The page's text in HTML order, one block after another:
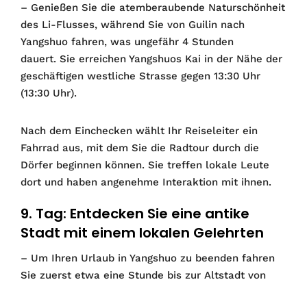
– Genießen Sie die atemberaubende Naturschönheit
des Li-Flusses, während Sie von Guilin nach
Yangshuo fahren, was ungefähr 4 Stunden
dauert. Sie erreichen Yangshuos Kai in der Nähe der
geschäftigen westliche Strasse gegen 13:30 Uhr
(13:30 Uhr).
Nach dem Einchecken wählt Ihr Reiseleiter ein
Fahrrad aus, mit dem Sie die Radtour durch die
Dörfer beginnen können. Sie treffen lokale Leute
dort und haben angenehme Interaktion mit ihnen.
9. Tag: Entdecken Sie eine antike
Stadt mit einem lokalen Gelehrten
– Um Ihren Urlaub in Yangshuo zu beenden fahren
Sie zuerst etwa eine Stunde bis zur Altstadt von